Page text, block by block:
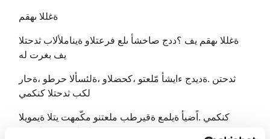
ةغللا ىهقم
ةغللا ىهقم يف ؟ددج صاخشأ ىلع فرعتلاو ةيناملألاب ثدحتلا
يف بغرت له
ثدحتن .ةديدج ءايشأ مّلعتو ،كحضلاو ،ةلئسألا حرطو ،ةحار
لكب ثدحتلا كنكمي
كنكمي .اًضيأ ةيلمع ةقيرطب ملعتنو مكّمهت يتلا ةيمويلا
ةايحلا نم عيضاوم نع